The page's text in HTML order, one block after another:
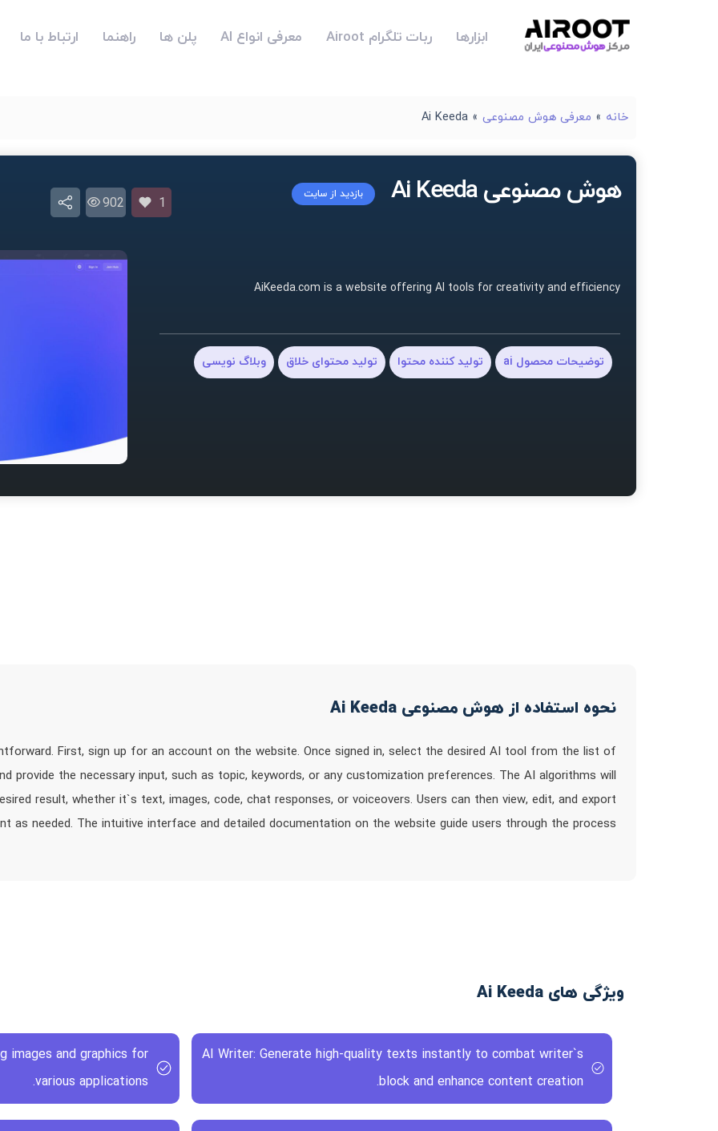
ابزارها ربات تلگرام Airoot معرفی انواع AI پلن ها راهنما ارتباط با ما
خانه » معرفی هوش مصنوعی »
Ai Keeda
هوش مصنوعی Ai Keeda بازدید از سایت
1
902
AiKeeda.com is a website offering AI tools for creativity and efficiency
توضیحات محصول ai تولید کننده محتوا تولید محتوای خلاق وبلاگ نویسی
نحوه استفاده از هوش مصنوعی Ai Keeda
First, sign up for an account on the website. Once signed in, select the desired AI tool from the list of
provide the necessary input, such as topic, keywords, or any customization preferences. The AI algorithms will
result, whether it`s text, images, code, chat responses, or voiceovers. Users can then view, edit, and export
as needed. The intuitive interface and detailed documentation on the website guide users through the process
ویژگی های Ai Keeda
AI Writer: Generate high-quality texts instantly to combat writer`s
block and enhance content creation.
images and graphics for
various applications.